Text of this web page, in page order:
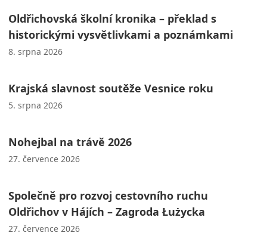
Oldřichovská školní kronika – překlad s
historickými vysvětlivkami a poznámkami
8. srpna 2026
Krajská slavnost soutěže Vesnice roku
5. srpna 2026
Nohejbal na trávě 2026
27. července 2026
Společně pro rozvoj cestovního ruchu
Oldřichov v Hájích – Zagroda Łużycka
27. července 2026